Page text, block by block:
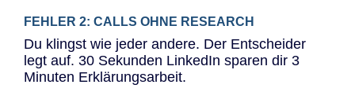
FEHLER 2: CALLS OHNE RESEARCH
Du klingst wie jeder andere. Der Entscheider
legt auf. 30 Sekunden LinkedIn sparen dir 3
Minuten Erklärungsarbeit.